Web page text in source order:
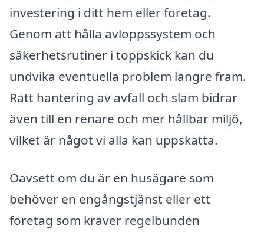
investering i ditt hem eller företag.
Genom att hålla avloppssystem och
säkerhetsrutiner i toppskick kan du
undvika eventuella problem längre fram.
Rätt hantering av avfall och slam bidrar
även till en renare och mer hållbar miljö,
vilket är något vi alla kan uppskatta.
Oavsett om du är en husägare som
behöver en engångstjänst eller ett
företag som kräver regelbunden